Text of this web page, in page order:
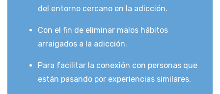
del entorno cercano en la adicción.
Con el fin de eliminar malos hábitos
arraigados a la adicción.
Para facilitar la conexión con personas que
están pasando por experiencias similares.